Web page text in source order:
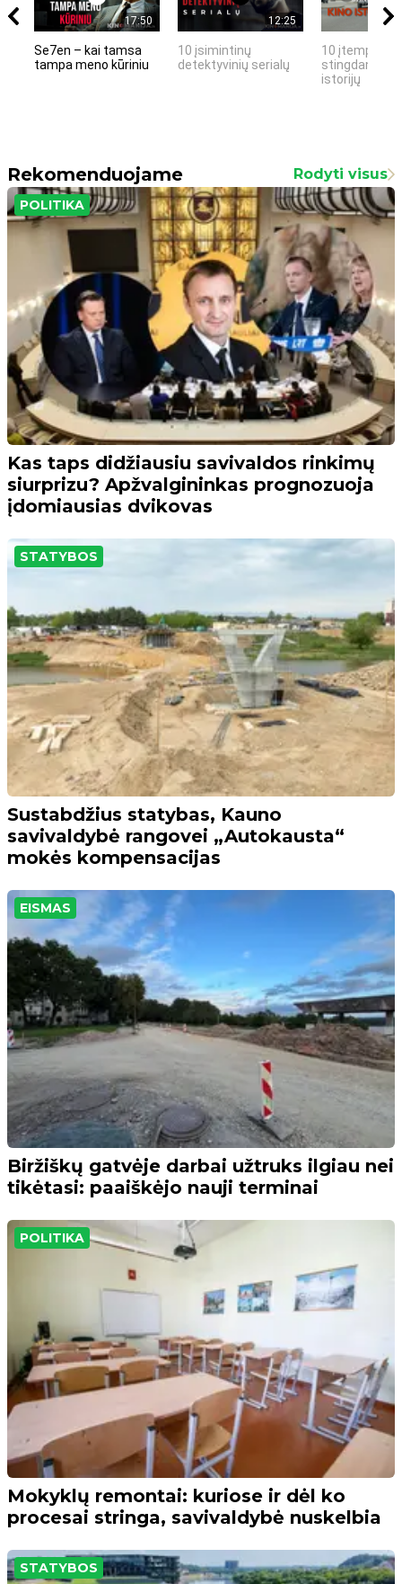
17:50
Se7en – kai tamsa
tampa meno kūriniu
12:25
10 įsimintinų
detektyvinių serialų
10 įtemptų,
stingdančių
istorijų
Rekomenduojame Rodyti visus
POLITIKA
Kas taps didžiausiu savivaldos rinkimų
siurprizu? Apžvalgininkas prognozuoja
įdomiausias dvikovas
STATYBOS
Sustabdžius statybas, Kauno
savivaldybė rangovei „Autokausta“
mokės kompensacijas
EISMAS
Biržiškų gatvėje darbai užtruks ilgiau nei
tikėtasi: paaiškėjo nauji terminai
POLITIKA
Mokyklų remontai: kuriose ir dėl ko
procesai stringa, savivaldybė nuskelbia
STATYBOS